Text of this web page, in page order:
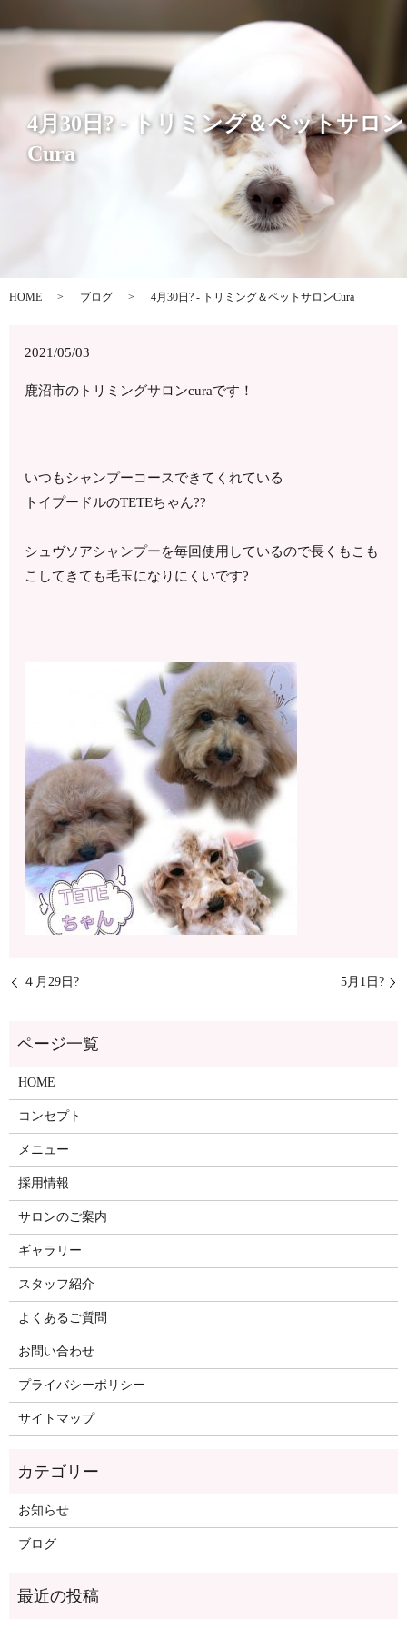
4月30日? - トリミング＆ペットサロン
Cura
HOME ブログ 4月30日? - トリミング＆ペットサロンCura
2021/05/03
鹿沼市のトリミングサロンcuraです！
いつもシャンプーコースできてくれている
トイプードルのTETEちゃん??
シュヴソアシャンプーを毎回使用しているので長くもこも
こしてきても毛玉になりにくいです?
４月29日? 5月1日?
ページ一覧
HOME
コンセプト
メニュー
採用情報
サロンのご案内
ギャラリー
スタッフ紹介
よくあるご質問
お問い合わせ
プライバシーポリシー
サイトマップ
カテゴリー
お知らせ
ブログ
最近の投稿